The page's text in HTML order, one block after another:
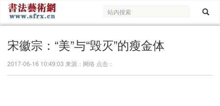
宋徽宗：“美”与“毁灭”的瘦金体
2017-06-16 10:49:03 来源：网络 点击：